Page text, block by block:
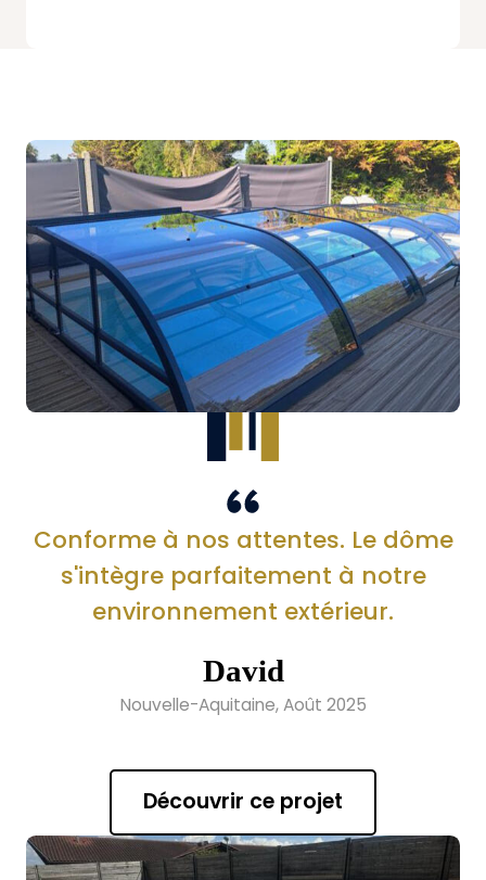
Conforme à nos attentes. Le dôme
s'intègre parfaitement à notre
environnement extérieur.
David
Nouvelle-Aquitaine, Août 2025
Découvrir ce projet